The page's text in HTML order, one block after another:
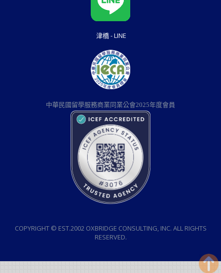
津橋 - LINE
中華民國留學服務商業同業公會2025年度會員
COPYRIGHT © EST.2002 OXBRIDGE CONSULTING, INC. ALL RIGHTS
RESERVED.